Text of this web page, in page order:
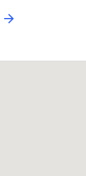
arrow_forward